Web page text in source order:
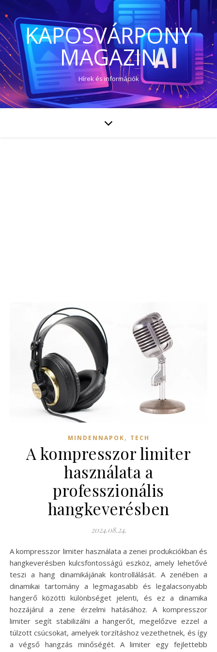
KAPOSVÁRPONY
MAGAZIN
Hírek és információk
MINDENNAPOK, TECH
A kompresszor limiter
használata a
professzionális
hangkeverésben
2024.08.24.
A kompresszor limiter használata a zenei produkciókban és
hangkeverésben kulcsfontosságú eszköz, amely lehetővé
teszi a hang dinamikájának kontrollálását. A zenében a
dinamikai tartomány a legmagasabb és legalacsonyabb
hangerő közötti különbséget jelenti, és ez a dinamika
hozzájárul a zene érzelmi hatásához. A kompresszor
limiter segít stabilizálni a hangerőt, megelőzve ezzel a
túlzott csúcsokat, amelyek torzításhoz vezethetnek, és így
a végső hangzás minőségét. A limiter egy fejlettebb